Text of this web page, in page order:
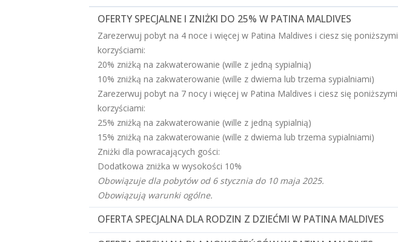
OFERTY SPECJALNE I ZNIŻKI DO 25% W PATINA MALDIVES
Zarezerwuj pobyt na 4 noce i więcej w Patina Maldives i ciesz się poniższymi
korzyściami:
20% zniżką na zakwaterowanie (wille z jedną sypialnią)
10% zniżką na zakwaterowanie (wille z dwiema lub trzema sypialniami)
Zarezerwuj pobyt na 7 nocy i więcej w Patina Maldives i ciesz się poniższymi
korzyściami:
25% zniżką na zakwaterowanie (wille z jedną sypialnią)
15% zniżką na zakwaterowanie (wille z dwiema lub trzema sypialniami)
Zniżki dla powracających gości:
Dodatkowa zniżka w wysokości 10%
Obowiązuje dla pobytów od 6 stycznia do 10 maja 2025.
Obowiązują warunki ogólne.
OFERTA SPECJALNA DLA RODZIN Z DZIEĆMI W PATINA MALDIVES
Zarezerwuj pobyt z rodziną w Patina Maldives i ciesz się poniższymi